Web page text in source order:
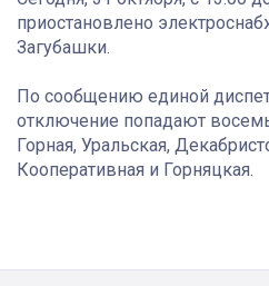
приостановлено
Загубашки.
По сообщению единой
отключение попадают
Горная, Уральская,
Кооперативная и Горняцкая.